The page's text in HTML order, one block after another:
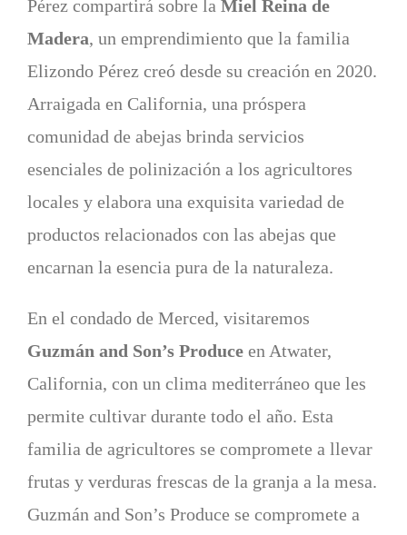
Pérez compartirá sobre la Miel Reina de
Madera, un emprendimiento que la familia
Elizondo Pérez creó desde su creación en 2020.
Arraigada en California, una próspera
comunidad de abejas brinda servicios
esenciales de polinización a los agricultores
locales y elabora una exquisita variedad de
productos relacionados con las abejas que
encarnan la esencia pura de la naturaleza.
En el condado de Merced, visitaremos
Guzmán and Son’s Produceen Atwater,
California, con un clima mediterráneo que les
permite cultivar durante todo el año. Esta
familia de agricultores se compromete a llevar
frutas y verduras frescas de la granja a la mesa.
Guzmán and Son’s Produce se compromete a